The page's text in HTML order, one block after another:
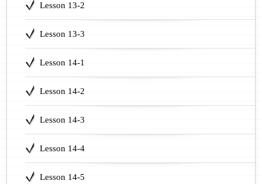
Lesson 13-2
Lesson 13-3
Lesson 14-1
Lesson 14-2
Lesson 14-3
Lesson 14-4
Lesson 14-5